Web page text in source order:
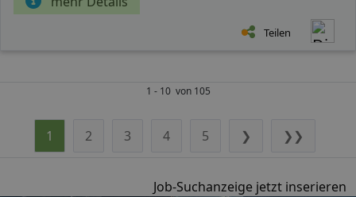
Teilen
1 - 10 von 105
1 2 3 4 5 ❯ ❯❯
Job-Suchanzeige jetzt inserieren